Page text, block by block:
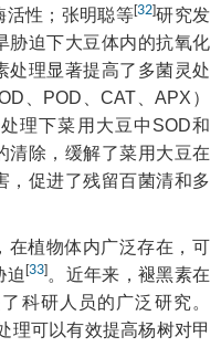
活性；张明聪等[32]研究发
胁迫下大豆体内的抗氧化
处理显著提高了多菌灵处
、POD、CAT、APX）
理下菜用大豆中SOD和
清除，缓解了菜用大豆在
，促进了残留百菌清和多
在植物体内广泛存在，可
迫[33]。近年来，褪黑素在
科研人员的广泛研究。
理可以有效提高杨树对甲